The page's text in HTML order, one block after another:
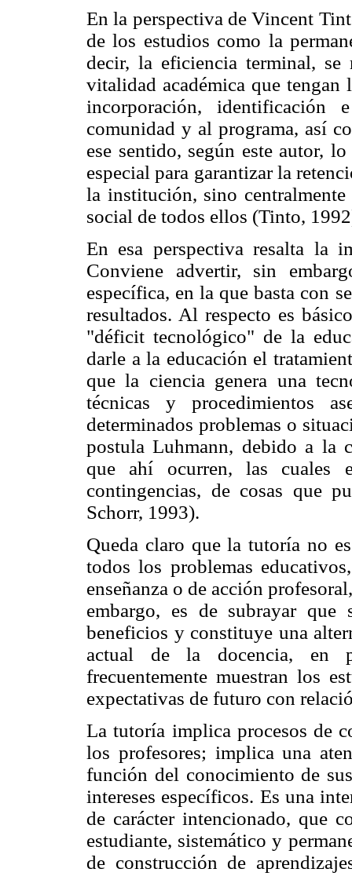
En la perspectiva de Vincent
de los estudios como la
decir, la eficiencia terminal, se
vitalidad académica que
incorporación,
comunidad y al programa, así
ese sentido, según este autor,
especial para garantizar la
la institución, sino
social de todos ellos (Tinto,
En esa perspectiva resalta la
Conviene advertir, sin
específica, en la que basta con
resultados. Al respecto es
"déficit tecnológico" de la
darle a la educación el
que la ciencia genera una
técnicas y procedimientos
determinados problemas o
postula Luhmann, debido a la
que ahí ocurren, las cuales
contingencias, de cosas que
Schorr, 1993).
Queda claro que la tutoría no
todos los problemas
enseñanza o de acción
embargo, es de subrayar que
beneficios y constituye una
actual de la docencia, en
frecuentemente muestran los
expectativas de futuro con
La tutoría implica procesos de
los profesores; implica una
función del conocimiento de
intereses específicos. Es una
de carácter intencionado, que
estudiante, sistemático y
de construcción de